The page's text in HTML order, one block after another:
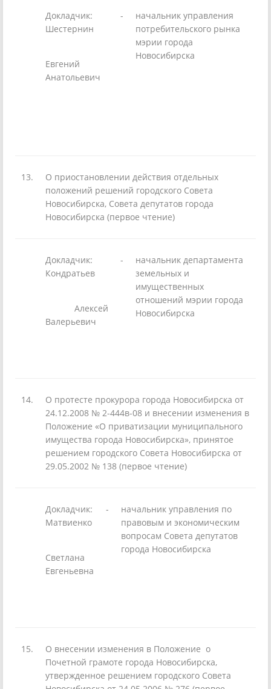
Докладчик:
Шестернин
Евгений
Анатольевич
-
начальник управления
потребительского рынка
мэрии города
Новосибирска
13.
О приостановлении действия отдельных
положений решений городского Совета
Новосибирска, Совета депутатов города
Новосибирска (первое чтение)
Докладчик:
Кондратьев
Алексей
Валерьевич
-
начальник департамента
земельных и
имущественных
отношений мэрии города
Новосибирска
14.
О протесте прокурора города Новосибирска от
24.12.2008 № 2-444в-08 и внесении изменения в
Положение «О приватизации муниципального
имущества города Новосибирска», принятое
решением городского Совета Новосибирска от
29.05.2002 № 138 (первое чтение)
Докладчик:
Матвиенко
Светлана
Евгеньевна
-
начальник управления по
правовым и экономическим
вопросам Совета депутатов
города Новосибирска
15.
О внесении изменения в Положение о
Почетной грамоте города Новосибирска,
утвержденное решением городского Совета